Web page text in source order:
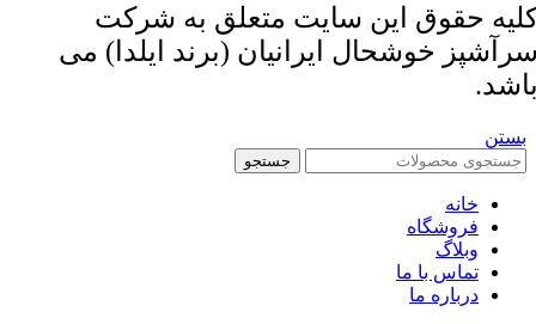
حقوق این سایت متعلق به شرکت
خوشحال ایرانیان (برند ایلدا) می
بستن
جستجو
خانه
فروشگاه
وبلاگ
تماس با ما
درباره ما